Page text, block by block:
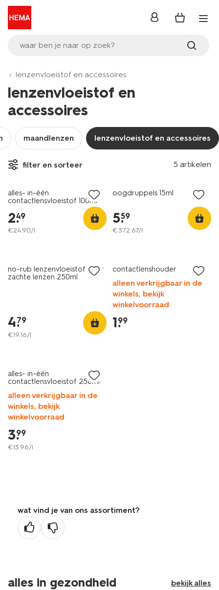
waar ben je naar op zoek?
inloggen
lenzenvloeistof en accessoires
lenzenvloeistof en
accessoires
maandlenzen lenzenvloeistof en accessoires
filter en sorteer 5 artikelen
alles- in-één
contactlensvloeistof 100ml
2.
49
€24.90/l
oogdruppels 15ml
5.
59
€372.67/l
no-rub lenzenvloeistof voor
zachte lenzen 250ml
4.
79
€19.16/l
contactlenshouder
alleen verkrijgbaar in de
winkels, bekijk
winkelvoorraad
1.
99
alles- in-één
contactlensvloeistof 250ml
alleen verkrijgbaar in de
winkels, bekijk
winkelvoorraad
3.
99
€15.96/l
wat vind je van ons assortiment?
alles in gezondheid bekijk alles